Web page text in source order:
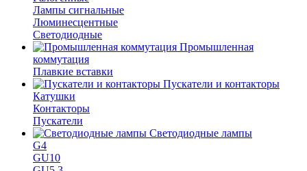
Лампы сигнальные
Люминесцентные
Светодиодные
Промышленная
коммутация
Плавкие вставки
Пускатели и контакторы
Катушки
Контакторы
Пускатели
Светодиодные лампы
G4
GU10